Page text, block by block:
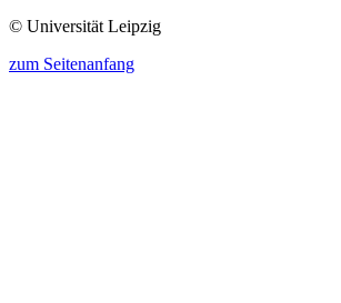
© Universität Leipzig
zum Seitenanfang